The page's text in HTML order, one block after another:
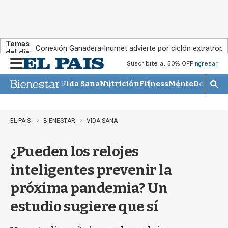
Temas
del día: Conexión Ganadera Inumet advierte por ciclón
n
u
Suscribite al 50% OFFIngresar
Vida SanaNutriciónFitnessMente
M
o
EL PAÍS BIENESTAR VIDA SANA
¿Pueden los relojes
inteligentes prevenir la
próxima pandemia? Un
estudio sugiere que sí